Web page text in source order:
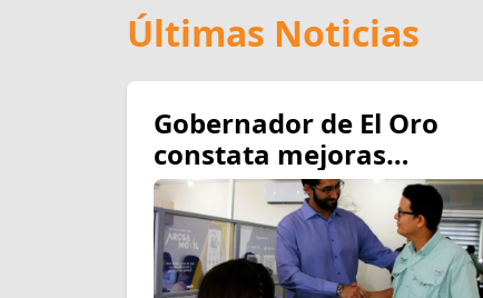
Últimas Noticias
Gobernador de El Oro
constata mejoras
operativas y de
infraestructura en la
oficina técnica de ARCSA
en Machala